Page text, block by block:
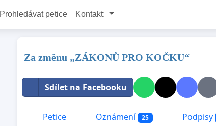
Prohledávat petice Kontakt:
Za změnu „ZÁKONŮ PRO KOČKU“
Sdílet na Facebooku
Petice Oznámení 25 Podpisy